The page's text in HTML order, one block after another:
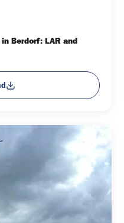
Berdorf: LAR and